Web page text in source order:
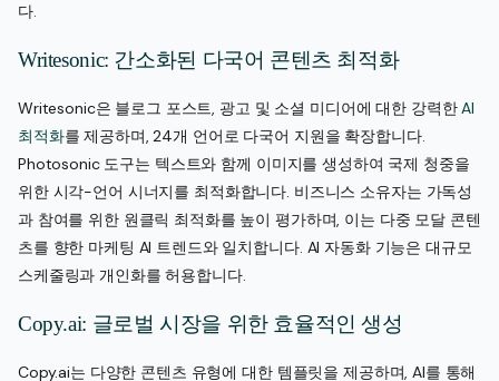
다.
Writesonic: 간소화된 다국어 콘텐츠 최적화
Writesonic은 블로그 포스트, 광고 및 소셜 미디어에 대한 강력한AI
최적화를 제공하며, 24개 언어로 다국어 지원을 확장합니다.
Photosonic 도구는 텍스트와 함께 이미지를 생성하여 국제 청중을
위한 시각-언어 시너지를 최적화합니다. 비즈니스 소유자는 가독성
과 참여를 위한 원클릭 최적화를 높이 평가하며, 이는 다중 모달 콘텐
츠를 향한 마케팅 AI 트렌드와 일치합니다. AI 자동화 기능은 대규모
스케줄링과 개인화를 허용합니다.
Copy.ai: 글로벌 시장을 위한 효율적인 생성
Copy.ai는 다양한 콘텐츠 유형에 대한 템플릿을 제공하며, AI를 통해